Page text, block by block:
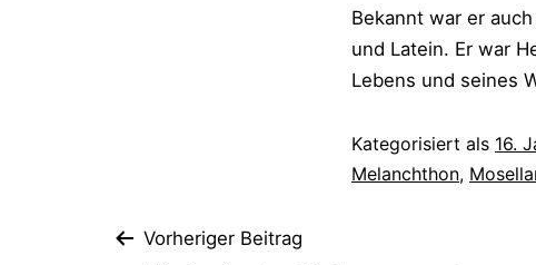
Bekannt war er
und Latein. Er war
Lebens und seines
Kategorisiert als 16.
Melanchthon,
Vorheriger Beitrag